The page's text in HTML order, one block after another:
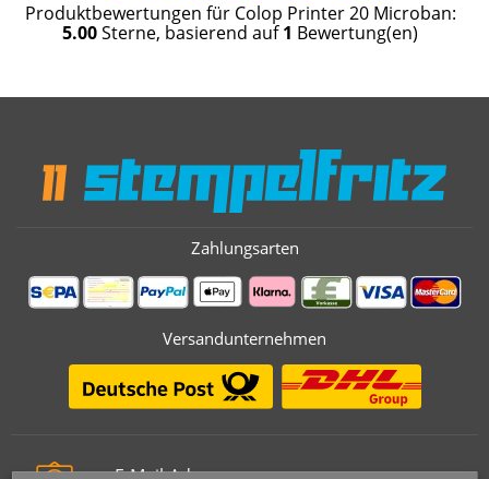
Produktbewertungen für Colop Printer 20 Microban:
5.00Sterne, basierend auf1 Bewertung(en)
Zahlungsarten
Versandunternehmen